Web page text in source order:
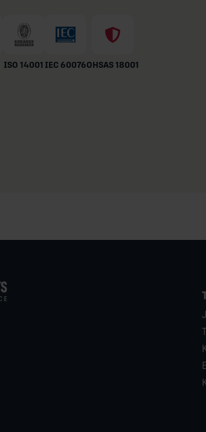
ISO 14001 IEC 60076OHSAS 18001